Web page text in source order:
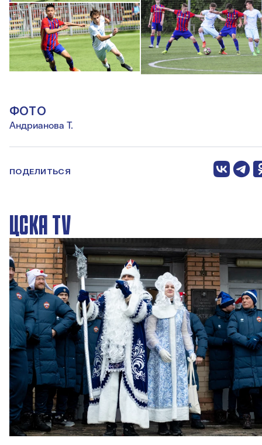
ФОТО
Андрианова Т.
ПОДЕЛИТЬСЯ
ЦСКА TV
Новогодний праздник в Академии ПФК ЦСКА
27 ДЕКАБРЯ 2025 09:00